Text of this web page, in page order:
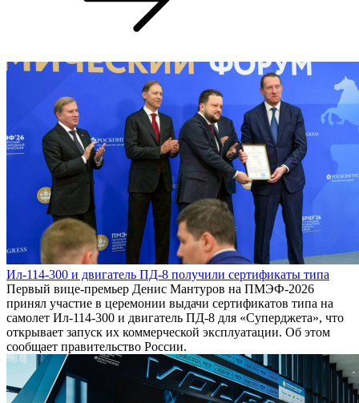
Ил-114-300 и двигатель ПД-8 получили сертификаты типа
Первый вице-премьер Денис Мантуров на ПМЭФ-2026
принял участие в церемонии выдачи сертификатов типа на
самолет Ил-114-300 и двигатель ПД-8 для «Суперджета», что
открывает запуск их коммерческой эксплуатации. Об этом
сообщает правительство России.